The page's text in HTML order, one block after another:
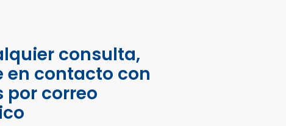
consulta,
en contacto con
por correo